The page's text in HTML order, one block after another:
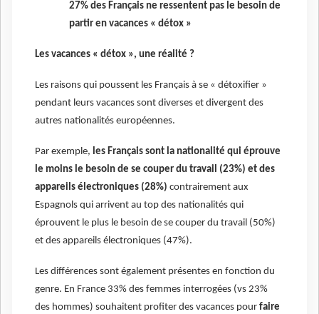
27% des Français ne ressentent pas le besoin de
partir en vacances « détox »
Les vacances « détox », une réalité ?
Les raisons qui poussent les Français à se « détoxifier »
pendant leurs vacances sont diverses et divergent des
autres nationalités européennes.
Par exemple, les Français sont la nationalité qui éprouve
le moins le besoin de se couper du travail (23%) et des
appareils électroniques (28%) contrairement aux
Espagnols qui arrivent au top des nationalités qui
éprouvent le plus le besoin de se couper du travail (50%)
et des appareils électroniques (47%).
Les différences sont également présentes en fonction du
genre. En France 33% des femmes interrogées (vs 23%
des hommes) souhaitent profiter des vacances pour faire